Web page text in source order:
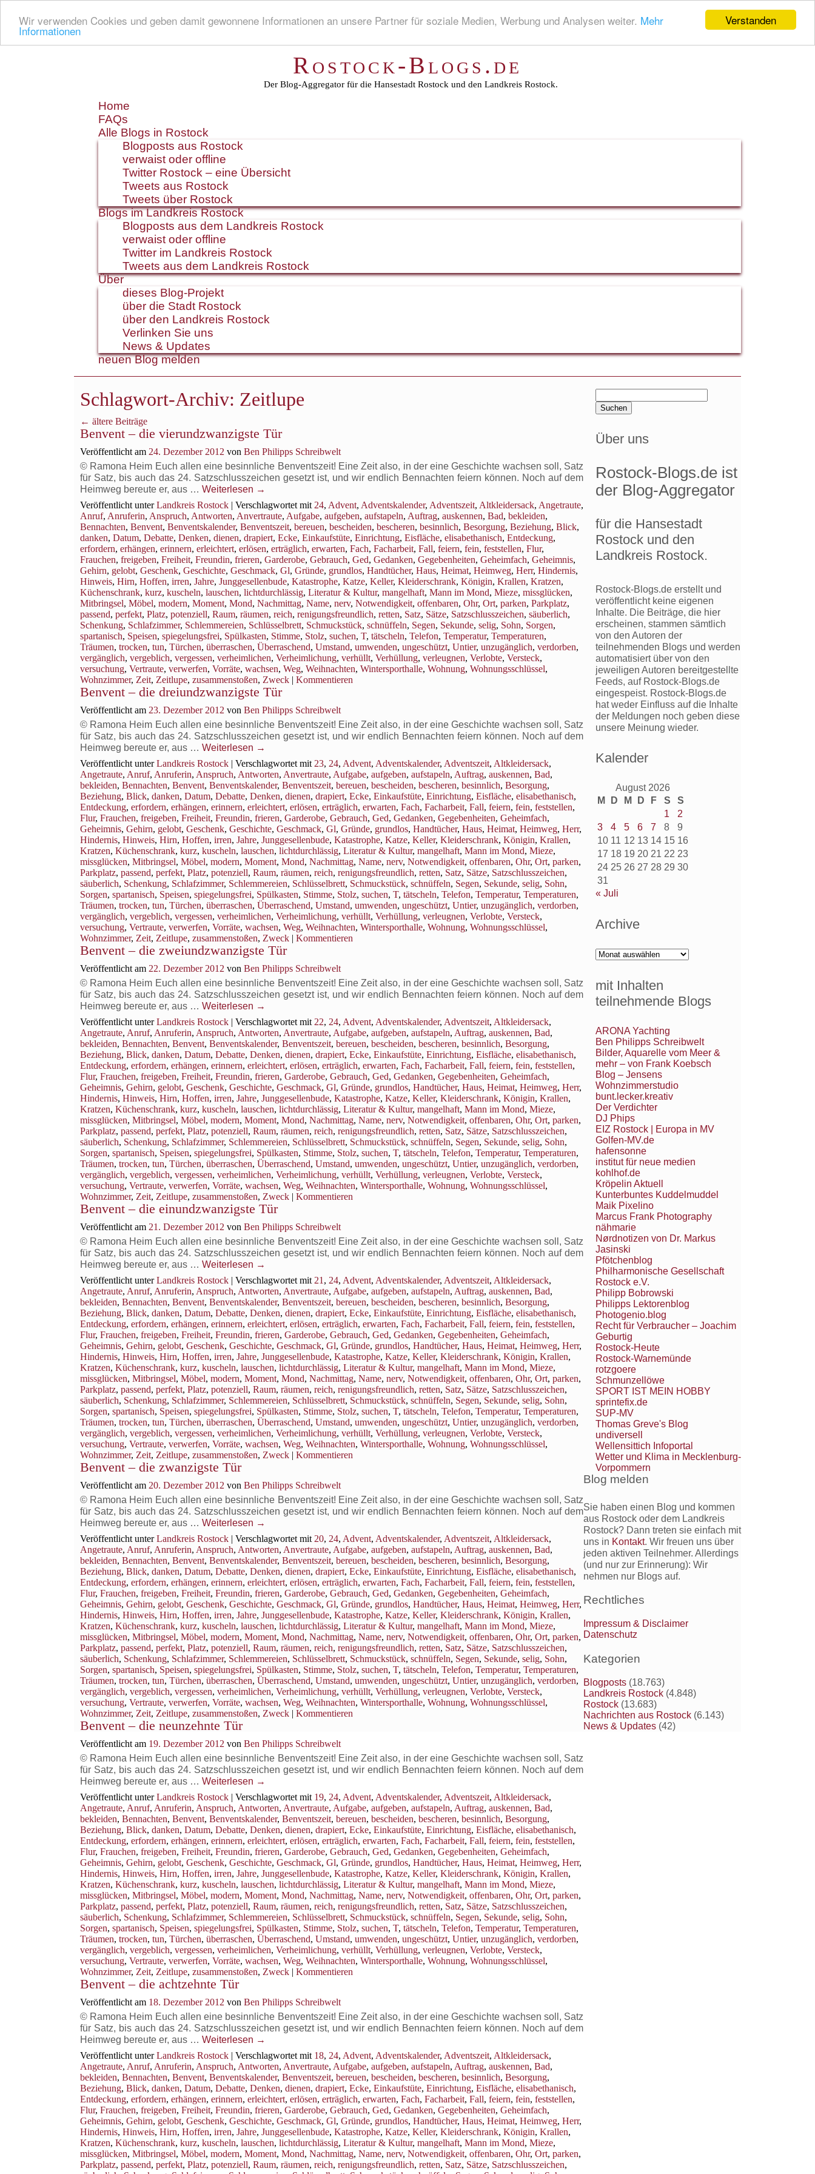
Verstanden
Wir verwenden Cookies und geben damit gewonnene Informationen an unsere Partner für soziale Medien, Werbung und Analysen weiter. Mehr
Informationen
Rostock-Blogs.de
Der Blog-Aggregator für die Hansestadt Rostock und den Landkreis Rostock.
Inhalt
springen
Home
FAQs
Alle Blogs in Rostock
Blogposts aus Rostock
verwaist oder offline
Twitter Rostock – eine Übersicht
Tweets aus Rostock
Tweets über Rostock
Blogs im Landkreis Rostock
Blogposts aus dem Landkreis Rostock
verwaist oder offline
Twitter im Landkreis Rostock
Tweets aus dem Landkreis Rostock
Über
dieses Blog-Projekt
über die Stadt Rostock
über den Landkreis Rostock
Verlinken Sie uns
News & Updates
neuen Blog melden
Schlagwort-Archiv: Zeitlupe
← ältere Beiträge
Benvent – die vierundzwanzigste Tür
Veröffentlicht am 24. Dezember 2012 von Ben Philipps Schreibwelt
© Ramona Heim Euch allen eine besinnliche Benventszeit! Eine Zeit also, in der eine Geschichte wachsen soll, Satz
für Satz, bis auch das 24. Satzschlusszeichen gesetzt ist, und wir endlich Bennachten feiern können. Noch auf dem
Heimweg bereute er, aus … Weiterlesen →
Veröffentlicht unter Landkreis Rostock | Verschlagwortet mit 24, Advent, Adventskalender, Adventszeit, Altkleidersack, Angetraute,
Anruf, Anruferin, Anspruch, Antworten, Anvertraute, Aufgabe, aufgeben, aufstapeln, Auftrag, auskennen, Bad, bekleiden,
Bennachten, Benvent, Benventskalender, Benventszeit, bereuen, bescheiden, bescheren, besinnlich, Besorgung, Beziehung, Blick,
danken, Datum, Debatte, Denken, dienen, drapiert, Ecke, Einkaufstüte, Einrichtung, Eisfläche, elisabethanisch, Entdeckung,
erfordern, erhängen, erinnern, erleichtert, erlösen, erträglich, erwarten, Fach, Facharbeit, Fall, feiern, fein, feststellen, Flur,
Frauchen, freigeben, Freiheit, Freundin, frieren, Garderobe, Gebrauch, Ged, Gedanken, Gegebenheiten, Geheimfach, Geheimnis,
Gehirn, gelobt, Geschenk, Geschichte, Geschmack, Gl, Gründe, grundlos, Handtücher, Haus, Heimat, Heimweg, Herr, Hindernis,
Hinweis, Hirn, Hoffen, irren, Jahre, Junggesellenbude, Katastrophe, Katze, Keller, Kleiderschrank, Königin, Krallen, Kratzen,
Küchenschrank, kurz, kuscheln, lauschen, lichtdurchlässig, Literatur & Kultur, mangelhaft, Mann im Mond, Mieze, missglücken,
Mitbringsel, Möbel, modern, Moment, Mond, Nachmittag, Name, nerv, Notwendigkeit, offenbaren, Ohr, Ort, parken, Parkplatz,
passend, perfekt, Platz, potenziell, Raum, räumen, reich, renigungsfreundlich, retten, Satz, Sätze, Satzschlusszeichen, säuberlich,
Schenkung, Schlafzimmer, Schlemmereien, Schlüsselbrett, Schmuckstück, schnüffeln, Segen, Sekunde, selig, Sohn, Sorgen,
spartanisch, Speisen, spiegelungsfrei, Spülkasten, Stimme, Stolz, suchen, T, tätscheln, Telefon, Temperatur, Temperaturen,
Träumen, trocken, tun, Türchen, überraschen, Überraschend, Umstand, umwenden, ungeschützt, Untier, unzugänglich, verdorben,
vergänglich, vergeblich, vergessen, verheimlichen, Verheimlichung, verhüllt, Verhüllung, verleugnen, Verlobte, Versteck,
versuchung, Vertraute, verwerfen, Vorräte, wachsen, Weg, Weihnachten, Wintersporthalle, Wohnung, Wohnungsschlüssel,
Wohnzimmer, Zeit, Zeitlupe, zusammenstoßen, Zweck | Kommentieren
Benvent – die dreiundzwanzigste Tür
Veröffentlicht am 23. Dezember 2012 von Ben Philipps Schreibwelt
© Ramona Heim Euch allen eine besinnliche Benventszeit! Eine Zeit also, in der eine Geschichte wachsen soll, Satz
für Satz, bis auch das 24. Satzschlusszeichen gesetzt ist, und wir endlich Bennachten feiern können. Noch auf dem
Heimweg bereute er, aus … Weiterlesen →
Veröffentlicht unter Landkreis Rostock | Verschlagwortet mit 23, 24, Advent, Adventskalender, Adventszeit, Altkleidersack,
Angetraute, Anruf, Anruferin, Anspruch, Antworten, Anvertraute, Aufgabe, aufgeben, aufstapeln, Auftrag, auskennen, Bad,
bekleiden, Bennachten, Benvent, Benventskalender, Benventszeit, bereuen, bescheiden, bescheren, besinnlich, Besorgung,
Beziehung, Blick, danken, Datum, Debatte, Denken, dienen, drapiert, Ecke, Einkaufstüte, Einrichtung, Eisfläche, elisabethanisch,
Entdeckung, erfordern, erhängen, erinnern, erleichtert, erlösen, erträglich, erwarten, Fach, Facharbeit, Fall, feiern, fein, feststellen,
Flur, Frauchen, freigeben, Freiheit, Freundin, frieren, Garderobe, Gebrauch, Ged, Gedanken, Gegebenheiten, Geheimfach,
Geheimnis, Gehirn, gelobt, Geschenk, Geschichte, Geschmack, Gl, Gründe, grundlos, Handtücher, Haus, Heimat, Heimweg, Herr,
Hindernis, Hinweis, Hirn, Hoffen, irren, Jahre, Junggesellenbude, Katastrophe, Katze, Keller, Kleiderschrank, Königin, Krallen,
Kratzen, Küchenschrank, kurz, kuscheln, lauschen, lichtdurchlässig, Literatur & Kultur, mangelhaft, Mann im Mond, Mieze,
missglücken, Mitbringsel, Möbel, modern, Moment, Mond, Nachmittag, Name, nerv, Notwendigkeit, offenbaren, Ohr, Ort, parken,
Parkplatz, passend, perfekt, Platz, potenziell, Raum, räumen, reich, renigungsfreundlich, retten, Satz, Sätze, Satzschlusszeichen,
säuberlich, Schenkung, Schlafzimmer, Schlemmereien, Schlüsselbrett, Schmuckstück, schnüffeln, Segen, Sekunde, selig, Sohn,
Sorgen, spartanisch, Speisen, spiegelungsfrei, Spülkasten, Stimme, Stolz, suchen, T, tätscheln, Telefon, Temperatur, Temperaturen,
Träumen, trocken, tun, Türchen, überraschen, Überraschend, Umstand, umwenden, ungeschützt, Untier, unzugänglich, verdorben,
vergänglich, vergeblich, vergessen, verheimlichen, Verheimlichung, verhüllt, Verhüllung, verleugnen, Verlobte, Versteck,
versuchung, Vertraute, verwerfen, Vorräte, wachsen, Weg, Weihnachten, Wintersporthalle, Wohnung, Wohnungsschlüssel,
Wohnzimmer, Zeit, Zeitlupe, zusammenstoßen, Zweck | Kommentieren
Benvent – die zweiundzwanzigste Tür
Veröffentlicht am 22. Dezember 2012 von Ben Philipps Schreibwelt
© Ramona Heim Euch allen eine besinnliche Benventszeit! Eine Zeit also, in der eine Geschichte wachsen soll, Satz
für Satz, bis auch das 24. Satzschlusszeichen gesetzt ist, und wir endlich Bennachten feiern können. Noch auf dem
Heimweg bereute er, aus … Weiterlesen →
Veröffentlicht unter Landkreis Rostock | Verschlagwortet mit 22, 24, Advent, Adventskalender, Adventszeit, Altkleidersack,
Angetraute, Anruf, Anruferin, Anspruch, Antworten, Anvertraute, Aufgabe, aufgeben, aufstapeln, Auftrag, auskennen, Bad,
bekleiden, Bennachten, Benvent, Benventskalender, Benventszeit, bereuen, bescheiden, bescheren, besinnlich, Besorgung,
Beziehung, Blick, danken, Datum, Debatte, Denken, dienen, drapiert, Ecke, Einkaufstüte, Einrichtung, Eisfläche, elisabethanisch,
Entdeckung, erfordern, erhängen, erinnern, erleichtert, erlösen, erträglich, erwarten, Fach, Facharbeit, Fall, feiern, fein, feststellen,
Flur, Frauchen, freigeben, Freiheit, Freundin, frieren, Garderobe, Gebrauch, Ged, Gedanken, Gegebenheiten, Geheimfach,
Geheimnis, Gehirn, gelobt, Geschenk, Geschichte, Geschmack, Gl, Gründe, grundlos, Handtücher, Haus, Heimat, Heimweg, Herr,
Hindernis, Hinweis, Hirn, Hoffen, irren, Jahre, Junggesellenbude, Katastrophe, Katze, Keller, Kleiderschrank, Königin, Krallen,
Kratzen, Küchenschrank, kurz, kuscheln, lauschen, lichtdurchlässig, Literatur & Kultur, mangelhaft, Mann im Mond, Mieze,
missglücken, Mitbringsel, Möbel, modern, Moment, Mond, Nachmittag, Name, nerv, Notwendigkeit, offenbaren, Ohr, Ort, parken,
Parkplatz, passend, perfekt, Platz, potenziell, Raum, räumen, reich, renigungsfreundlich, retten, Satz, Sätze, Satzschlusszeichen,
säuberlich, Schenkung, Schlafzimmer, Schlemmereien, Schlüsselbrett, Schmuckstück, schnüffeln, Segen, Sekunde, selig, Sohn,
Sorgen, spartanisch, Speisen, spiegelungsfrei, Spülkasten, Stimme, Stolz, suchen, T, tätscheln, Telefon, Temperatur, Temperaturen,
Träumen, trocken, tun, Türchen, überraschen, Überraschend, Umstand, umwenden, ungeschützt, Untier, unzugänglich, verdorben,
vergänglich, vergeblich, vergessen, verheimlichen, Verheimlichung, verhüllt, Verhüllung, verleugnen, Verlobte, Versteck,
versuchung, Vertraute, verwerfen, Vorräte, wachsen, Weg, Weihnachten, Wintersporthalle, Wohnung, Wohnungsschlüssel,
Wohnzimmer, Zeit, Zeitlupe, zusammenstoßen, Zweck | Kommentieren
Benvent – die einundzwanzigste Tür
Veröffentlicht am 21. Dezember 2012 von Ben Philipps Schreibwelt
© Ramona Heim Euch allen eine besinnliche Benventszeit! Eine Zeit also, in der eine Geschichte wachsen soll, Satz
für Satz, bis auch das 24. Satzschlusszeichen gesetzt ist, und wir endlich Bennachten feiern können. Noch auf dem
Heimweg bereute er, aus … Weiterlesen →
Veröffentlicht unter Landkreis Rostock | Verschlagwortet mit 21 , 24, Advent, Adventskalender, Adventszeit, Altkleidersack,
Angetraute, Anruf, Anruferin, Anspruch, Antworten, Anvertraute, Aufgabe, aufgeben, aufstapeln, Auftrag, auskennen, Bad,
bekleiden, Bennachten, Benvent, Benventskalender, Benventszeit, bereuen, bescheiden, bescheren, besinnlich, Besorgung,
Beziehung, Blick, danken, Datum, Debatte, Denken, dienen, drapiert, Ecke, Einkaufstüte, Einrichtung, Eisfläche, elisabethanisch,
Entdeckung, erfordern, erhängen, erinnern, erleichtert, erlösen, erträglich, erwarten, Fach, Facharbeit, Fall, feiern, fein, feststellen,
Flur, Frauchen, freigeben, Freiheit, Freundin, frieren, Garderobe, Gebrauch, Ged, Gedanken, Gegebenheiten, Geheimfach,
Geheimnis, Gehirn, gelobt, Geschenk, Geschichte, Geschmack, Gl, Gründe, grundlos, Handtücher, Haus, Heimat, Heimweg, Herr,
Hindernis, Hinweis, Hirn, Hoffen, irren, Jahre, Junggesellenbude, Katastrophe, Katze, Keller, Kleiderschrank, Königin, Krallen,
Kratzen, Küchenschrank, kurz, kuscheln, lauschen, lichtdurchlässig, Literatur & Kultur, mangelhaft, Mann im Mond, Mieze,
missglücken, Mitbringsel, Möbel, modern, Moment, Mond, Nachmittag, Name, nerv, Notwendigkeit, offenbaren, Ohr, Ort, parken,
Parkplatz, passend, perfekt, Platz, potenziell, Raum, räumen, reich, renigungsfreundlich, retten, Satz, Sätze, Satzschlusszeichen,
säuberlich, Schenkung, Schlafzimmer, Schlemmereien, Schlüsselbrett, Schmuckstück, schnüffeln, Segen, Sekunde, selig, Sohn,
Sorgen, spartanisch, Speisen, spiegelungsfrei, Spülkasten, Stimme, Stolz, suchen, T, tätscheln, Telefon, Temperatur, Temperaturen,
Träumen, trocken, tun, Türchen, überraschen, Überraschend, Umstand, umwenden, ungeschützt, Untier, unzugänglich, verdorben,
vergänglich, vergeblich, vergessen, verheimlichen, Verheimlichung, verhüllt, Verhüllung, verleugnen, Verlobte, Versteck,
versuchung, Vertraute, verwerfen, Vorräte, wachsen, Weg, Weihnachten, Wintersporthalle, Wohnung, Wohnungsschlüssel,
Wohnzimmer, Zeit, Zeitlupe, zusammenstoßen, Zweck | Kommentieren
Benvent – die zwanzigste Tür
Veröffentlicht am 20. Dezember 2012 von Ben Philipps Schreibwelt
© Ramona Heim Euch allen eine besinnliche Benventszeit! Eine Zeit also, in der eine Geschichte wachsen soll, Satz
für Satz, bis auch das 24. Satzschlusszeichen gesetzt ist, und wir endlich Bennachten feiern können. Noch auf dem
Heimweg bereute er, aus … Weiterlesen →
Veröffentlicht unter Landkreis Rostock | Verschlagwortet mit 20, 24, Advent, Adventskalender, Adventszeit, Altkleidersack,
Angetraute, Anruf, Anruferin, Anspruch, Antworten, Anvertraute, Aufgabe, aufgeben, aufstapeln, Auftrag, auskennen, Bad,
bekleiden, Bennachten, Benvent, Benventskalender, Benventszeit, bereuen, bescheiden, bescheren, besinnlich, Besorgung,
Beziehung, Blick, danken, Datum, Debatte, Denken, dienen, drapiert, Ecke, Einkaufstüte, Einrichtung, Eisfläche, elisabethanisch,
Entdeckung, erfordern, erhängen, erinnern, erleichtert, erlösen, erträglich, erwarten, Fach, Facharbeit, Fall, feiern, fein, feststellen,
Flur, Frauchen, freigeben, Freiheit, Freundin, frieren, Garderobe, Gebrauch, Ged, Gedanken, Gegebenheiten, Geheimfach,
Geheimnis, Gehirn, gelobt, Geschenk, Geschichte, Geschmack, Gl, Gründe, grundlos, Handtücher, Haus, Heimat, Heimweg, Herr,
Hindernis, Hinweis, Hirn, Hoffen, irren, Jahre, Junggesellenbude, Katastrophe, Katze, Keller, Kleiderschrank, Königin, Krallen,
Kratzen, Küchenschrank, kurz, kuscheln, lauschen, lichtdurchlässig, Literatur & Kultur, mangelhaft, Mann im Mond, Mieze,
missglücken, Mitbringsel, Möbel, modern, Moment, Mond, Nachmittag, Name, nerv, Notwendigkeit, offenbaren, Ohr, Ort, parken,
Parkplatz, passend, perfekt, Platz, potenziell, Raum, räumen, reich, renigungsfreundlich, retten, Satz, Sätze, Satzschlusszeichen,
säuberlich, Schenkung, Schlafzimmer, Schlemmereien, Schlüsselbrett, Schmuckstück, schnüffeln, Segen, Sekunde, selig, Sohn,
Sorgen, spartanisch, Speisen, spiegelungsfrei, Spülkasten, Stimme, Stolz, suchen, T, tätscheln, Telefon, Temperatur, Temperaturen,
Träumen, trocken, tun, Türchen, überraschen, Überraschend, Umstand, umwenden, ungeschützt, Untier, unzugänglich, verdorben,
vergänglich, vergeblich, vergessen, verheimlichen, Verheimlichung, verhüllt, Verhüllung, verleugnen, Verlobte, Versteck,
versuchung, Vertraute, verwerfen, Vorräte, wachsen, Weg, Weihnachten, Wintersporthalle, Wohnung, Wohnungsschlüssel,
Wohnzimmer, Zeit, Zeitlupe, zusammenstoßen, Zweck | Kommentieren
Benvent – die neunzehnte Tür
Veröffentlicht am 19. Dezember 2012 von Ben Philipps Schreibwelt
© Ramona Heim Euch allen eine besinnliche Benventszeit! Eine Zeit also, in der eine Geschichte wachsen soll, Satz
für Satz, bis auch das 24. Satzschlusszeichen gesetzt ist, und wir endlich Bennachten feiern können. Noch auf dem
Heimweg bereute er, aus … Weiterlesen →
Veröffentlicht unter Landkreis Rostock | Verschlagwortet mit 19, 24, Advent, Adventskalender, Adventszeit, Altkleidersack,
Angetraute, Anruf, Anruferin, Anspruch, Antworten, Anvertraute, Aufgabe, aufgeben, aufstapeln, Auftrag, auskennen, Bad,
bekleiden, Bennachten, Benvent, Benventskalender, Benventszeit, bereuen, bescheiden, bescheren, besinnlich, Besorgung,
Beziehung, Blick, danken, Datum, Debatte, Denken, dienen, drapiert, Ecke, Einkaufstüte, Einrichtung, Eisfläche, elisabethanisch,
Entdeckung, erfordern, erhängen, erinnern, erleichtert, erlösen, erträglich, erwarten, Fach, Facharbeit, Fall, feiern, fein, feststellen,
Flur, Frauchen, freigeben, Freiheit, Freundin, frieren, Garderobe, Gebrauch, Ged, Gedanken, Gegebenheiten, Geheimfach,
Geheimnis, Gehirn, gelobt, Geschenk, Geschichte, Geschmack, Gl, Gründe, grundlos, Handtücher, Haus, Heimat, Heimweg, Herr,
Hindernis, Hinweis, Hirn, Hoffen, irren, Jahre, Junggesellenbude, Katastrophe, Katze, Keller, Kleiderschrank, Königin, Krallen,
Kratzen, Küchenschrank, kurz, kuscheln, lauschen, lichtdurchlässig, Literatur & Kultur, mangelhaft, Mann im Mond, Mieze,
missglücken, Mitbringsel, Möbel, modern, Moment, Mond, Nachmittag, Name, nerv, Notwendigkeit, offenbaren, Ohr, Ort, parken,
Parkplatz, passend, perfekt, Platz, potenziell, Raum, räumen, reich, renigungsfreundlich, retten, Satz, Sätze, Satzschlusszeichen,
säuberlich, Schenkung, Schlafzimmer, Schlemmereien, Schlüsselbrett, Schmuckstück, schnüffeln, Segen, Sekunde, selig, Sohn,
Sorgen, spartanisch, Speisen, spiegelungsfrei, Spülkasten, Stimme, Stolz, suchen, T, tätscheln, Telefon, Temperatur, Temperaturen,
Träumen, trocken, tun, Türchen, überraschen, Überraschend, Umstand, umwenden, ungeschützt, Untier, unzugänglich, verdorben,
vergänglich, vergeblich, vergessen, verheimlichen, Verheimlichung, verhüllt, Verhüllung, verleugnen, Verlobte, Versteck,
versuchung, Vertraute, verwerfen, Vorräte, wachsen, Weg, Weihnachten, Wintersporthalle, Wohnung, Wohnungsschlüssel,
Wohnzimmer, Zeit, Zeitlupe, zusammenstoßen, Zweck | Kommentieren
Benvent – die achtzehnte Tür
Veröffentlicht am 18. Dezember 2012 von Ben Philipps Schreibwelt
© Ramona Heim Euch allen eine besinnliche Benventszeit! Eine Zeit also, in der eine Geschichte wachsen soll, Satz
für Satz, bis auch das 24. Satzschlusszeichen gesetzt ist, und wir endlich Bennachten feiern können. Noch auf dem
Heimweg bereute er, aus … Weiterlesen →
Veröffentlicht unter Landkreis Rostock | Verschlagwortet mit 18, 24, Advent, Adventskalender, Adventszeit, Altkleidersack,
Angetraute, Anruf, Anruferin, Anspruch, Antworten, Anvertraute, Aufgabe, aufgeben, aufstapeln, Auftrag, auskennen, Bad,
bekleiden, Bennachten, Benvent, Benventskalender, Benventszeit, bereuen, bescheiden, bescheren, besinnlich, Besorgung,
Beziehung, Blick, danken, Datum, Debatte, Denken, dienen, drapiert, Ecke, Einkaufstüte, Einrichtung, Eisfläche, elisabethanisch,
Entdeckung, erfordern, erhängen, erinnern, erleichtert, erlösen, erträglich, erwarten, Fach, Facharbeit, Fall, feiern, fein, feststellen,
Flur, Frauchen, freigeben, Freiheit, Freundin, frieren, Garderobe, Gebrauch, Ged, Gedanken, Gegebenheiten, Geheimfach,
Geheimnis, Gehirn, gelobt, Geschenk, Geschichte, Geschmack, Gl, Gründe, grundlos, Handtücher, Haus, Heimat, Heimweg, Herr,
Hindernis, Hinweis, Hirn, Hoffen, irren, Jahre, Junggesellenbude, Katastrophe, Katze, Keller, Kleiderschrank, Königin, Krallen,
Kratzen, Küchenschrank, kurz, kuscheln, lauschen, lichtdurchlässig, Literatur & Kultur, mangelhaft, Mann im Mond, Mieze,
missglücken, Mitbringsel, Möbel, modern, Moment, Mond, Nachmittag, Name, nerv, Notwendigkeit, offenbaren, Ohr, Ort, parken,
Parkplatz, passend, perfekt, Platz, potenziell, Raum, räumen, reich, renigungsfreundlich, retten, Satz, Sätze, Satzschlusszeichen,
nach:
Über uns
Rostock-Blogs.de ist
der Blog-Aggregator
für die Hansestadt
Rostock und den
Landkreis Rostock.
Rostock-Blogs.de erstellt und
veröffentlicht keine eigenen
Inhalte. Die Beiträge, die hier
erscheinen, stammen sämtlich
von den Autoren der
teilnehmenden Blogs und werden
automatisiert über von den
jeweiligen Autoren bereitgestellte
Feeds, auf Rostock-Blogs.de
eingespeist. Rostock-Blogs.de
hat weder Einfluss auf die Inhalte
der Meldungen noch geben diese
unsere Meinung wieder.
Kalender
August 2026
M
D M D F S
S
1
2
3
4 5 6 7 8
9
10 11 12 13 14 15 16
17 18 19 20 21 22 23
24 25 26 27 28 29 30
31
« Juli
Archive
Archive
mit Inhalten
teilnehmende Blogs
ARONA Yachting
Ben Philipps Schreibwelt
Bilder, Aquarelle vom Meer &
mehr – von Frank Koebsch
Blog – Jensens
Wohnzimmerstudio
bunt.lecker.kreativ
Der Verdichter
DJ Phips
EIZ Rostock | Europa in MV
Golfen-MV.de
hafensonne
institut für neue medien
kohlhof.de
Kröpelin Aktuell
Kunterbuntes Kuddelmuddel
Maik Pixelino
Marcus Frank Photography
nähmarie
Nørdnotizen von Dr. Markus
Jasinski
Pfötchenblog
Philharmonische Gesellschaft
Rostock e.V.
Philipp Bobrowski
Philipps Lektorenblog
Photogenio.blog
Recht für Verbraucher – Joachim
Geburtig
Rostock-Heute
Rostock-Warnemünde
rotzgoere
Schmunzellöwe
SPORT IST MEIN HOBBY
sprintefix.de
SUP-MV
Thomas Greve's Blog
undiversell
Wellensittich Infoportal
Wetter und Klima in Mecklenburg-
Vorpommern
Blog melden
Sie haben einen Blog und kommen
aus Rostock oder dem Landkreis
Rostock? Dann treten sie einfach mit
uns in Kontakt. Wir freuen uns über
jeden aktiven Teilnehmer. Allerdings
(und nur zur Erinnerung): Wir
nehmen nur Blogs auf.
Rechtliches
Impressum & Disclaimer
Datenschutz
Kategorien
Blogposts (18.763)
Landkreis Rostock (4.848)
Rostock (13.683)
Nachrichten aus Rostock (6.143)
News & Updates (42)